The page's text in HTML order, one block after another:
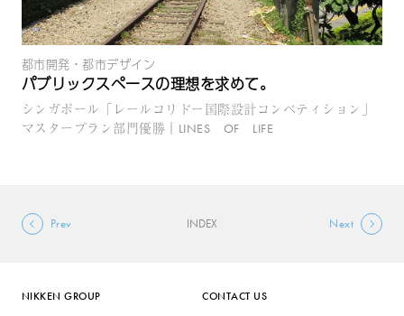
都市開発・都市デザイン
パブリックスペースの理想を求めて。
シンガポール「レールコリドー国際設計コンペティション」
マスタープラン部門優勝｜LINES OF LIFE
Prev INDEX Next
NIKKEN GROUP
CONTACT US